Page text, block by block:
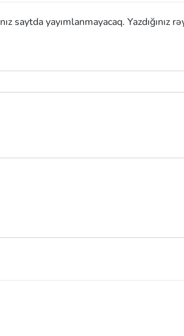
saytda yayımlanmayacaq. Yazdığınız